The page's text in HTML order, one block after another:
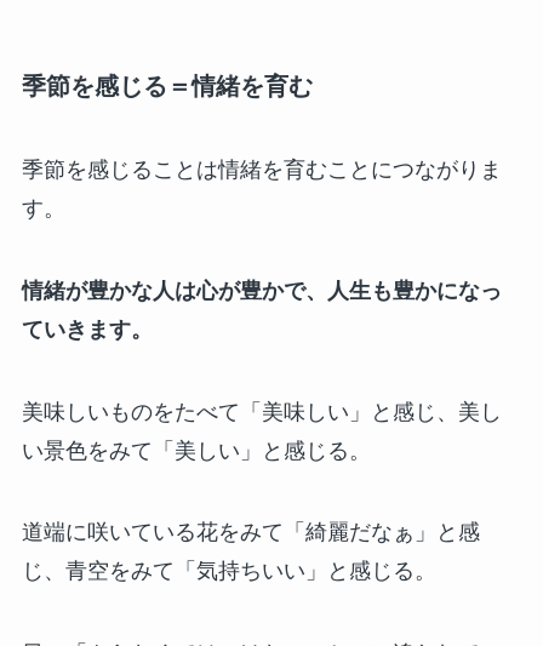
季節を感じる＝情緒を育む
季節を感じることは情緒を育むことにつながりま
す。
情緒が豊かな人は心が豊かで、人生も豊かになっ
ていきます。
美味しいものをたべて「美味しい」と感じ、美し
い景色をみて「美しい」と感じる。
道端に咲いている花をみて「綺麗だなぁ」と感
じ、青空をみて「気持ちいい」と感じる。